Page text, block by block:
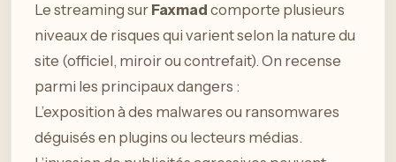
Le streaming sur Faxmad comporte plusieurs
niveaux de risques qui varient selon la nature du
site (officiel, miroir ou contrefait). On recense
parmi les principaux dangers :
L’exposition à des malwares ou ransomwares
déguisés en plugins ou lecteurs médias.